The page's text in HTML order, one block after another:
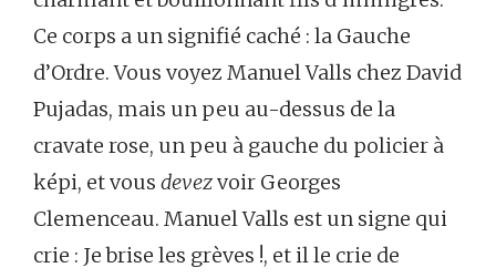
Ce corps a un signifié caché : la Gauche
d’Ordre. Vous voyez Manuel Valls chez David
Pujadas, mais un peu au-dessus de la
cravate rose, un peu à gauche du policier à
képi, et vous devezvoir Georges
Clemenceau. Manuel Valls est un signe qui
crie : Je brise les grèves !, et il le crie de